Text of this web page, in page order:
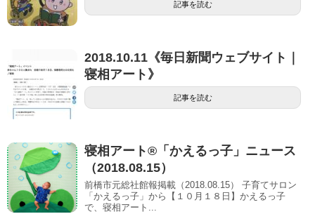
記事を読む
2018.10.11《毎日新聞ウェブサイト｜
寝相アート》
記事を読む
寝相アート®「かえるっ子」ニュース
（2018.08.15）
前橋市元総社館報掲載（2018.08.15） 子育てサロン
「かえるっ子」から【１０⽉１８⽇】かえるっ子
で、寝相アート...